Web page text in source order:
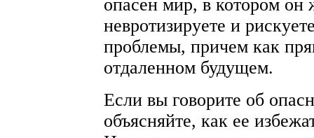
опасен мир, в котором он
невротизируете и
проблемы, причем как
отдаленном будущем.
Если вы говорите об
объясняйте, как ее